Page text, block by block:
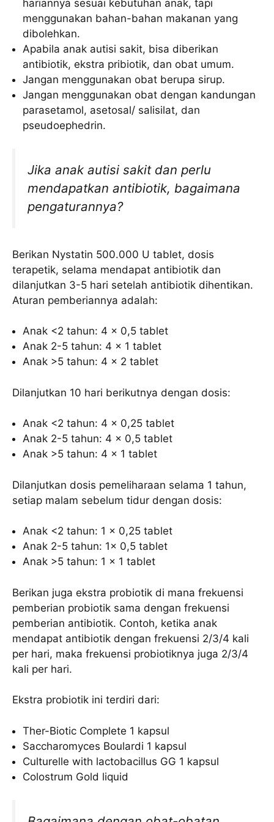
hariannya sesuai kebutuhan anak, tapi
menggunakan bahan-bahan makanan yang
dibolehkan.
Apabila anak autisi sakit, bisa diberikan
antibiotik, ekstra pribiotik, dan obat umum.
Jangan menggunakan obat berupa sirup.
Jangan menggunakan obat dengan kandungan
parasetamol, asetosal/ salisilat, dan
pseudoephedrin.
Jika anak autisi sakit dan perlu
mendapatkan antibiotik, bagaimana
pengaturannya?
Berikan Nystatin 500.000 U tablet, dosis
terapetik, selama mendapat antibiotik dan
dilanjutkan 3-5 hari setelah antibiotik dihentikan.
Aturan pemberiannya adalah:
Anak <2 tahun: 4 x 0,5 tablet
Anak 2-5 tahun: 4 x 1 tablet
Anak >5 tahun: 4 x 2 tablet
Dilanjutkan 10 hari berikutnya dengan dosis:
Anak <2 tahun: 4 x 0,25 tablet
Anak 2-5 tahun: 4 x 0,5 tablet
Anak >5 tahun: 4 x 1 tablet
Dilanjutkan dosis pemeliharaan selama 1 tahun,
setiap malam sebelum tidur dengan dosis:
Anak <2 tahun: 1 x 0,25 tablet
Anak 2-5 tahun: 1x 0,5 tablet
Anak >5 tahun: 1 x 1 tablet
Berikan juga ekstra probiotik di mana frekuensi
pemberian probiotik sama dengan frekuensi
pemberian antibiotik. Contoh, ketika anak
mendapat antibiotik dengan frekuensi 2/3/4 kali
per hari, maka frekuensi probiotiknya juga 2/3/4
kali per hari.
Ekstra probiotik ini terdiri dari:
Ther-Biotic Complete 1 kapsul
Saccharomyces Boulardi 1 kapsul
Culturelle with lactobacillus GG 1 kapsul
Colostrum Gold liquid